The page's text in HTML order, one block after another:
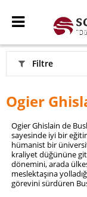
Filtre
Ogier
Ogier Ghislain de
sayesinde iyi bir
hümanist bir
kraliyet düğününe
dönemini, arada
meslektaşına
görevini sürdüren